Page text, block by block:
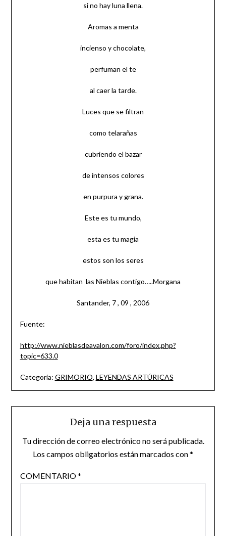
si no hay luna llena.
Aromas a menta
incienso y chocolate,
perfuman el te
al caer la tarde.
Luces que se filtran
como telarañas
cubriendo el bazar
de intensos colores
en purpura y grana.
Este es tu mundo,
esta es tu magia
estos son los seres
que habitan las Nieblas contigo…..Morgana
Santander, 7 , 09 , 2006
Fuente:
http://www.nieblasdeavalon.com/foro/index.php?
topic=633.0
Categoría: GRIMORIO, LEYENDAS ARTÚRICAS
Deja una respuesta
Tu dirección de correo electrónico no será publicada.
Los campos obligatorios están marcados con*
COMENTARIO*